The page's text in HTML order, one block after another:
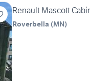
Renault Mascott
Roverbella (MN)